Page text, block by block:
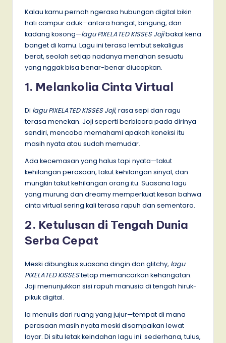
Kalau kamu pernah ngerasa hubungan digital bikin
hati campur aduk—antara hangat, bingung, dan
kadang kosong—lagu PIXELATED KISSES Jojibakal kena
banget di kamu. Lagu ini terasa lembut sekaligus
berat, seolah setiap nadanya menahan sesuatu
yang nggak bisa benar-benar diucapkan.
1. Melankolia Cinta Virtual
Di lagu PIXELATED KISSES Joji, rasa sepi dan ragu
terasa menekan. Joji seperti berbicara pada dirinya
sendiri, mencoba memahami apakah koneksi itu
masih nyata atau sudah memudar.
Ada kecemasan yang halus tapi nyata—takut
kehilangan perasaan, takut kehilangan sinyal, dan
mungkin takut kehilangan orang itu. Suasana lagu
yang murung dan dreamy memperkuat kesan bahwa
cinta virtual sering kali terasa rapuh dan sementara.
2. Ketulusan di Tengah Dunia
Serba Cepat
Meski dibungkus suasana dingin dan glitchy, lagu
PIXELATED KISSEStetap memancarkan kehangatan.
Joji menunjukkan sisi rapuh manusia di tengah hiruk-
pikuk digital.
Ia menulis dari ruang yang jujur—tempat di mana
perasaan masih nyata meski disampaikan lewat
layar. Di situ letak keindahan lagu ini: sederhana, tulus,